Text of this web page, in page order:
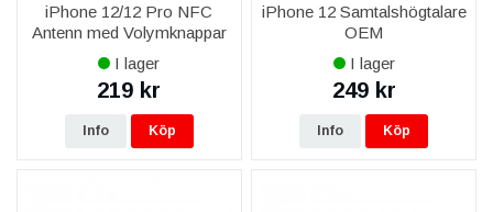
iPhone 12/12 Pro NFC
Antenn med Volymknappar
Flexkabel
I lager
219 kr
Info Köp
iPhone 12 Samtalshögtalare
OEM
I lager
249 kr
Info Köp